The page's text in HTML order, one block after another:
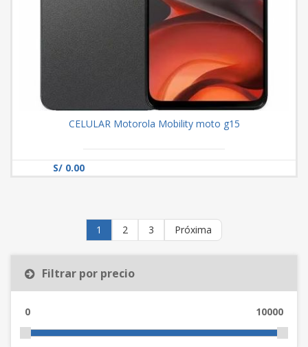
CELULAR Motorola Mobility moto g15
S/ 0.00
1 2 3 Próxima
Filtrar por precio
0 10000